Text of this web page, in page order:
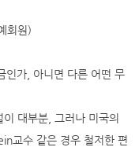
회원)
인가, 아니면 다른 어떤 무
대부분, 그러나 미국의
교수 같은 경우 철저한 편